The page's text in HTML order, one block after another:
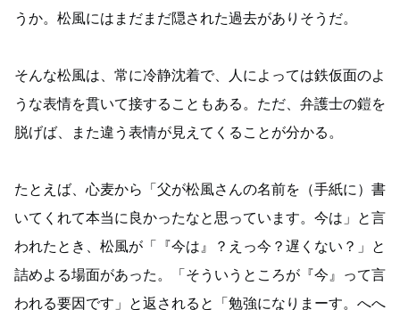
うか。松風にはまだまだ隠された過去がありそうだ。
そんな松風は、常に冷静沈着で、人によっては鉄仮面のよ
うな表情を貫いて接することもある。ただ、弁護士の鎧を
脱げば、また違う表情が見えてくることが分かる。
たとえば、心麦から「父が松風さんの名前を（手紙に）書
いてくれて本当に良かったなと思っています。今は」と言
われたとき、松風が「『今は』？えっ今？遅くない？」と
詰めよる場面があった。「そういうところが『今』って言
われる要因です」と返されると「勉強になりまーす。へへ